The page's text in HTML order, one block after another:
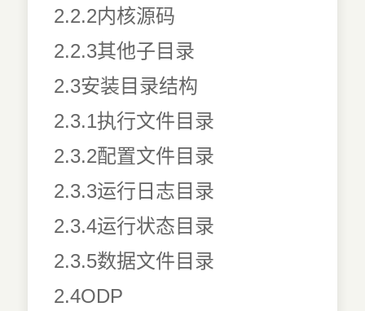
2.2.2内核源码
2.2.3其他子目录
2.3安装目录结构
2.3.1执行文件目录
2.3.2配置文件目录
2.3.3运行日志目录
2.3.4运行状态目录
2.3.5数据文件目录
2.4ODP